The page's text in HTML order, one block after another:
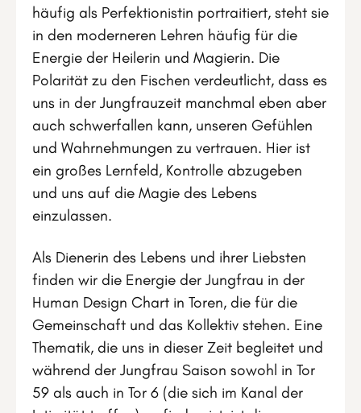
häufig als Perfektionistin portraitiert, steht sie
in den moderneren Lehren häufig für die
Energie der Heilerin und Magierin. Die
Polarität zu den Fischen verdeutlicht, dass es
uns in der Jungfrauzeit manchmal eben aber
auch schwerfallen kann, unseren Gefühlen
und Wahrnehmungen zu vertrauen. Hier ist
ein großes Lernfeld, Kontrolle abzugeben
und uns auf die Magie des Lebens
einzulassen.
Als Dienerin des Lebens und ihrer Liebsten
finden wir die Energie der Jungfrau in der
Human Design Chart in Toren, die für die
Gemeinschaft und das Kollektiv stehen. Eine
Thematik, die uns in dieser Zeit begleitet und
während der Jungfrau Saison sowohl in Tor
59 als auch in Tor 6 (die sich im Kanal der